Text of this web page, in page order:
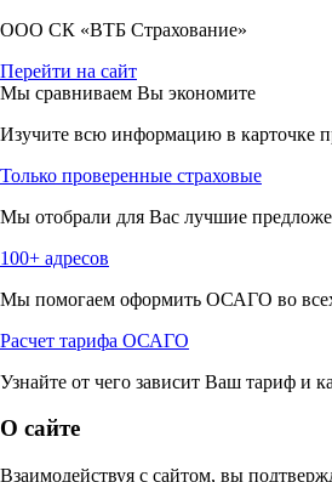
ООО СК «ВТБ Страхование»
Перейти на сайт
Мы сравниваем Вы экономите
Изучите всю информацию в карточке
Только проверенные страховые
Мы отобрали для Вас лучшие
100+ адресов
Мы помогаем оформить ОСАГО во
Расчет тарифа ОСАГО
Узнайте от чего зависит Ваш тариф и
О сайте
Взаимодействуя с сайтом, вы